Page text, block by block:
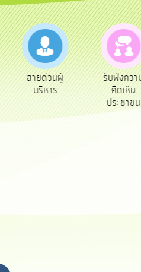
รับฟังความ
คิดเห็น
ร้องเรียน
ร้องทุกข์